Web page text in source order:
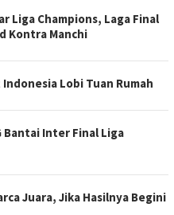
Liga Champions, Laga Final
Kontra Manchi
Lobi Tuan Rumah
Bantai Inter Final Liga
Juara, Jika Hasilnya Begini